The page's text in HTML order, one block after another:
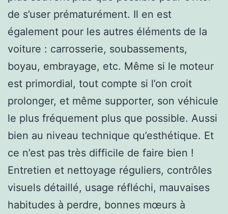
de s’user prématurément. Il en est
également pour les autres éléments de la
voiture : carrosserie, soubassements,
boyau, embrayage, etc. Même si le moteur
est primordial, tout compte si l’on croit
prolonger, et même supporter, son véhicule
le plus fréquement plus que possible. Aussi
bien au niveau technique qu’esthétique. Et
ce n’est pas très difficile de faire bien !
Entretien et nettoyage réguliers, contrôles
visuels détaillé, usage réfléchi, mauvaises
habitudes à perdre, bonnes mœurs à